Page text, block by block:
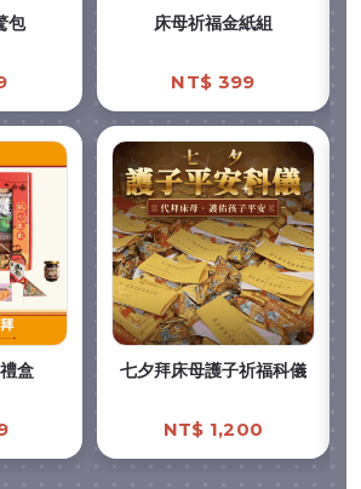
包 床母祈福金紙組
NT$ 399
盒 七夕拜床母護子祈福科儀
NT$ 1,200